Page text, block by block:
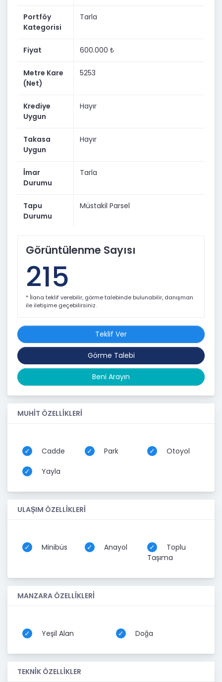
Portföy
Kategorisi
Tarla
Fiyat 600.000 ₺
Metre Kare
(Net)
5253
Krediye
Uygun
Hayır
Takasa
Uygun
Hayır
İmar
Durumu
Tarla
Tapu
Durumu
Müstakil Parsel
Görüntülenme Sayısı
215
* İlana teklif verebilir, görme talebinde bulunabilir, danışman
ile iletişime geçebilirsiniz.
Teklif Ver
Görme Talebi
Beni Arayın
MUHİT ÖZELLİKLERİ
Cadde Park Otoyol
Yayla
ULAŞIM ÖZELLİKLERİ
Minibüs Anayol
Toplu
Taşıma
MANZARA ÖZELLİKLERİ
Yeşil Alan Doğa
TEKNİK ÖZELLİKLER